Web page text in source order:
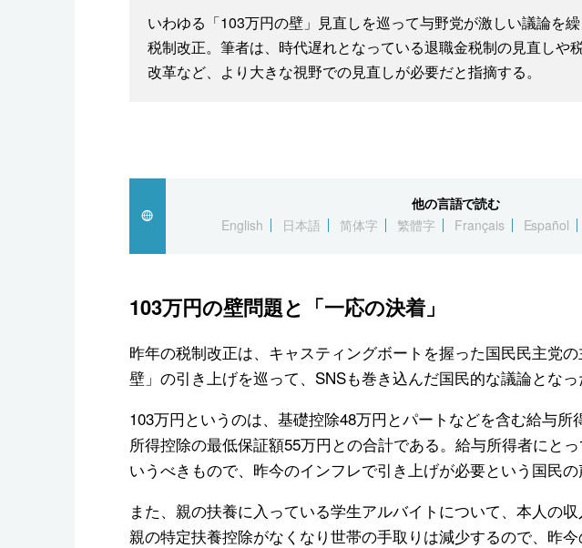
いわゆる「103万円の壁」見直しを巡って与野党が激しい議論を
税制改正。筆者は、時代遅れとなっている退職金税制の見直しや
改革など、より大きな視野での見直しが必要だと指摘する。
他の言語で読む
English
日本語 简体字 繁體字 Français Español
103万円の壁問題と「一応の決着」
昨年の税制改正は、キャスティングボートを握った国民民主党
壁」の引き上げを巡って、SNSも巻き込んだ国民的な議論となっ
103万円というのは、基礎控除48万円とパートなどを含む給与所
所得控除の最低保証額55万円との合計である。給与所得者にと
いうべきもので、昨今のインフレで引き上げが必要という国民の
また、親の扶養に入っている学生アルバイトについて、本人の
親の特定扶養控除がなくなり世帯の手取りは減少するので、昨